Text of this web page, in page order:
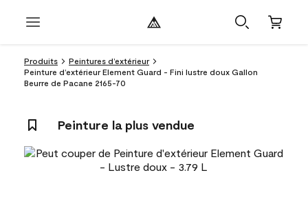
Produits
Peintures d’extérieur
Peinture d’extérieur Element Guard - Fini lustre doux Gallon
Beurre de Pacane 2165-70
Peinture la plus vendue